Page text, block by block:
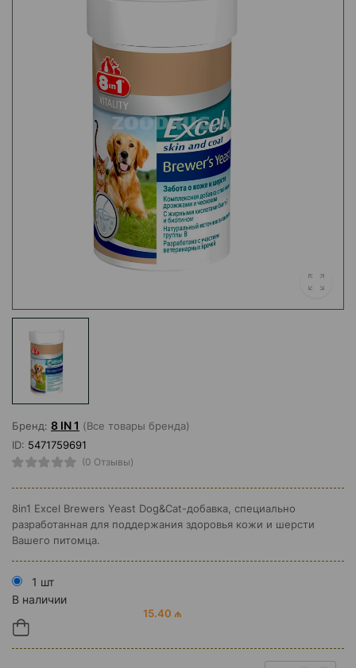
Бренд: 8 IN 1 (Все товары бренда)
ID: 5471759691
(0 Отзывы)
8in1 Excel Brewers Yeast Dog&Cat-добавка, специально
разработанная для поддержания здоровья кожи и шерсти
Вашего питомца.
1 шт
В наличии
15.40 ₼